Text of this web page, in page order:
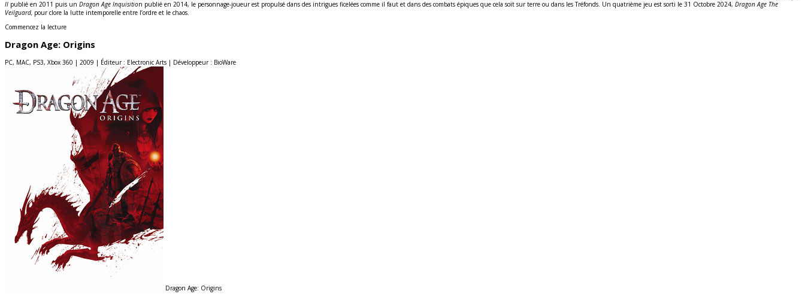
II publié en 2011 puis un Dragon Age Inquisition publié en 2014, le personnage-joueur est propulsé dans des intrigues ficelées comme il faut et dans des combats épiques que cela soit sur terre ou dans les Tréfonds. Un quatrième jeu est sorti le 31 Octobre 2024, Dragon Age The
Veilguard, pour clore la lutte intemporelle entre l’ordre et le chaos.
Commencez la lecture
Dragon Age: Origins
PC, MAC, PS3, Xbox 360 | 2009 | Éditeur : Electronic Arts | Développeur : BioWare
Dragon Age: Origins